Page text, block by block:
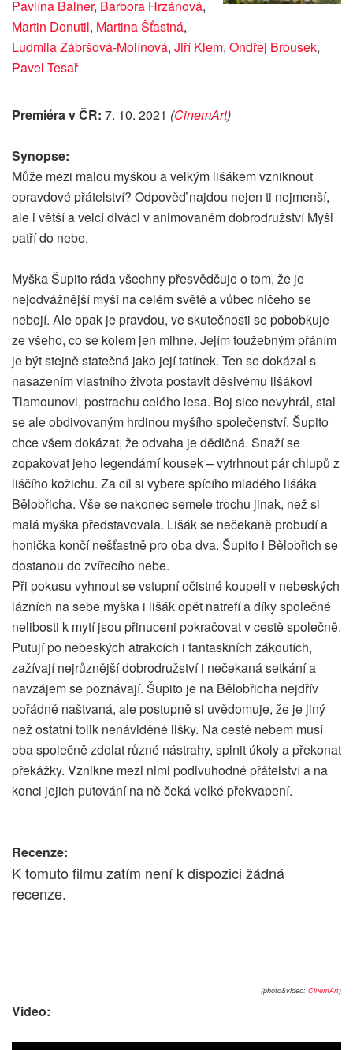
Pavlína Balner, Barbora Hrzánová,
Martin Donutil, Martina Šťastná,
Ludmila Zábršová-Molínová, Jiří Klem, Ondřej Brousek,
Pavel Tesař
Premiéra v ČR: 7. 10. 2021 (CinemArt)
Synopse:
Může mezi malou myškou a velkým lišákem vzniknout
opravdové přátelství? Odpověď najdou nejen ti nejmenší,
ale i větší a velcí diváci v animovaném dobrodružství Myši
patří do nebe.
Myška Šupito ráda všechny přesvědčuje o tom, že je
nejodvážnější myší na celém světě a vůbec ničeho se
nebojí. Ale opak je pravdou, ve skutečnosti se pobobkuje
ze všeho, co se kolem jen mihne. Jejím toužebným přáním
je být stejně statečná jako její tatínek. Ten se dokázal s
nasazením vlastního života postavit děsivému lišákovi
Tlamounovi, postrachu celého lesa. Boj sice nevyhrál, stal
se ale obdivovaným hrdinou myšího společenství. Šupito
chce všem dokázat, že odvaha je dědičná. Snaží se
zopakovat jeho legendární kousek – vytrhnout pár chlupů z
liščího kožichu. Za cíl si vybere spícího mladého lišáka
Bělobřicha. Vše se nakonec semele trochu jinak, než si
malá myška představovala. Lišák se nečekaně probudí a
honička končí nešťastně pro oba dva. Šupito i Bělobřich se
dostanou do zvířecího nebe.
Při pokusu vyhnout se vstupní očistné koupeli v nebeských
lázních na sebe myška i lišák opět natrefí a díky společné
nelibosti k mytí jsou přinuceni pokračovat v cestě společně.
Putují po nebeských atrakcích i fantaskních zákoutích,
zažívají nejrůznější dobrodružství i nečekaná setkání a
navzájem se poznávají. Šupito je na Bělobřicha nejdřív
pořádně naštvaná, ale postupně si uvědomuje, že je jiný
než ostatní tolik nenáviděné lišky. Na cestě nebem musí
oba společně zdolat různé nástrahy, splnit úkoly a překonat
překážky. Vznikne mezi nimi podivuhodné přátelství a na
konci jejich putování na ně čeká velké překvapení.
Recenze:
K tomuto filmu zatím není k dispozici žádná
recenze.
(photo&video: CinemArt)
Video: